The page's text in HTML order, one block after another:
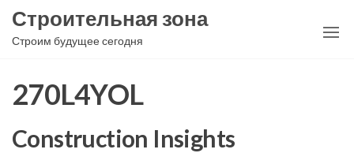
Перейти
Строительная зона
Строим будущее сегодня
270L4YOL
Construction Insights